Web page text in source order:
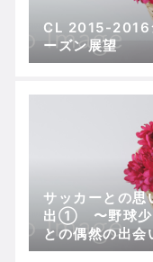
CL 2015-2016
ーズン展望
サッカーとの思
出① 〜野球少
との偶然の出会